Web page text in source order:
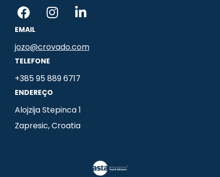
F
a
c
e
b
o
o
k
I
n
t
g
r
a
m
L
i
k
-
i
EMAIL
jozo@crovado.com
TELEFONE
+385 95 889 6717
ENDEREÇO
Alojzija Stepinca 1
Zapresic, Croatia